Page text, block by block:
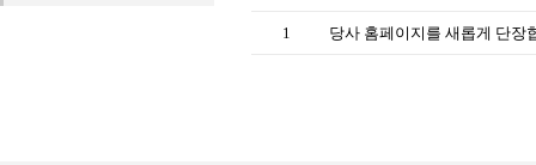
1 당사 홈페이지를 새롭게 단장